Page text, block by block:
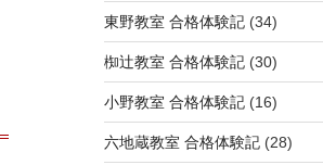
東野教室 合格体験記(34)
椥辻教室 合格体験記(30)
小野教室 合格体験記(16)
六地蔵教室 合格体験記(28)